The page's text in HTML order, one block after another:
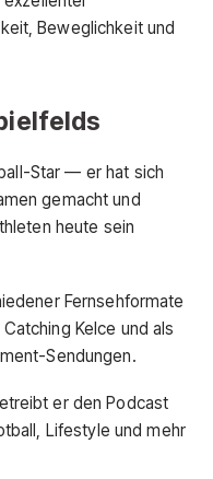
Beweglichkeit und
Star — er hat sich
gemacht und
heute sein
Fernsehformate
Kelce und als
Sendungen.
er den Podcast
Lifestyle und mehr